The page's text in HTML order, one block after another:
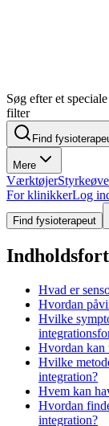
Søg efter et
filter
Find
Mere
Værktøjer
For klinikkerLog
Find fysioterapeut
Hvad er
Hvordan
Hvilke
Hvordan kan
Hvilke
integration?
Hvem kan
Hvordan
integration?